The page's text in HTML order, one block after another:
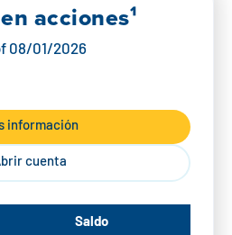
acciones¹
08/01/2026
información
cuenta
Saldo